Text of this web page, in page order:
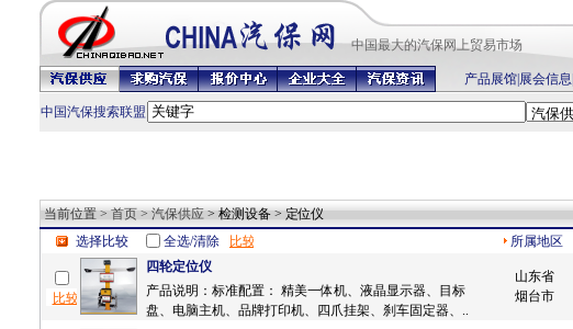
中国最大的汽保网上贸易市场
产品展馆| 展会信息
中国汽保搜索联盟
当前位置 > 首页 > 汽保供应 > 检测设备 > 定位仪
选择比较
全选/清除 所属地区
四轮定位仪
山东省
烟台市
产品说明：标准配置： 精美一体机、液晶显示器、目标
盘、电脑主机、品牌打印机、四爪挂架、刹车固定器、..